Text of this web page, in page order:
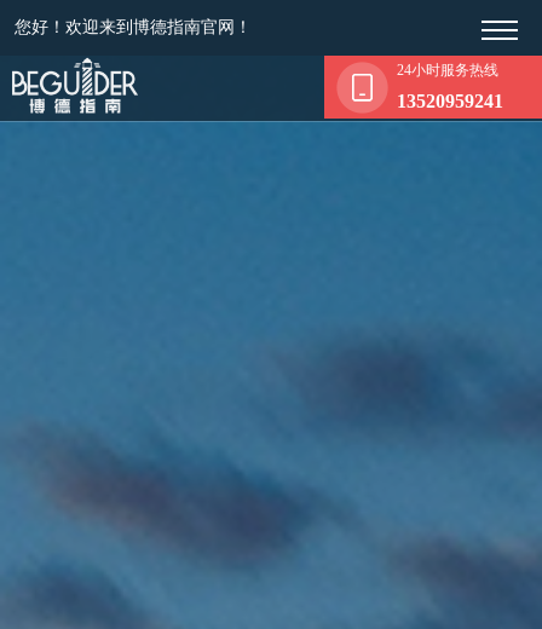
您好！欢迎来到博德指南官网！
24小时服务热线
13520959241